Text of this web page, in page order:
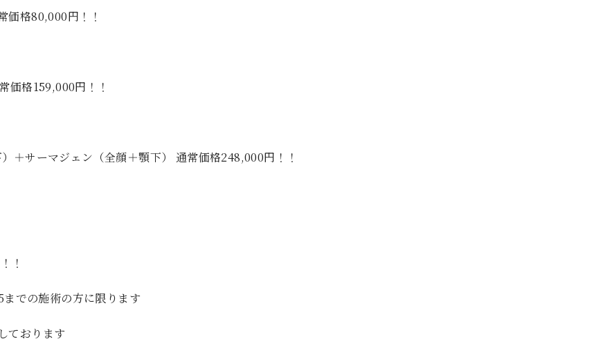
価格80,000円！！
価格159,000円！！
＋サーマジェン（全顔＋顎下） 通常価格248,000円！！
！
での施術の方に限ります
ております